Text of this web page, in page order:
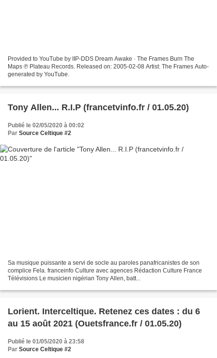
Provided to YouTube by IIP-DDS Dream Awake · The Frames Burn The
Maps ℗ Plateau Records. Released on: 2005-02-08 Artist: The Frames Auto-
generated by YouTube.
Tony Allen... R.I.P (francetvinfo.fr / 01.05.20)
Publié le 02/05/2020 à 00:02
Par Source Celtique #2
Sa musique puissante a servi de socle au paroles panafricanistes de son
complice Fela. franceinfo Culture avec agences Rédaction Culture France
Télévisions Le musicien nigérian Tony Allen, batt...
Lorient. Interceltique. Retenez ces dates : du 6
au 15 août 2021 (Ouetsfrance.fr / 01.05.20)
Publié le 01/05/2020 à 23:58
Par Source Celtique #2